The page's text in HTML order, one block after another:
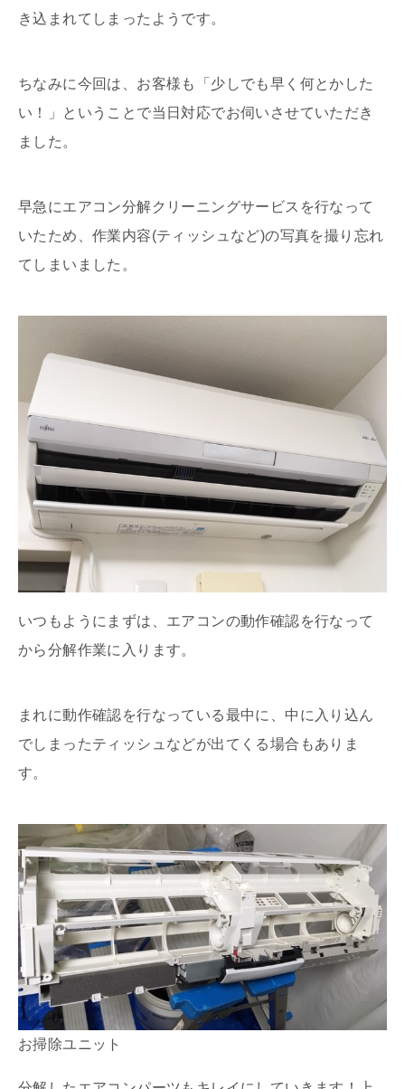
き込まれてしまったようです。
ちなみに今回は、お客様も「少しでも早く何とかした
い！」ということで当日対応でお伺いさせていただき
ました。
早急にエアコン分解クリーニングサービスを行なって
いたため、作業内容(ティッシュなど)の写真を撮り忘れ
てしまいました。
いつもようにまずは、エアコンの動作確認を行なって
から分解作業に入ります。
まれに動作確認を行なっている最中に、中に入り込ん
でしまったティッシュなどが出てくる場合もありま
す。
お掃除ユニット